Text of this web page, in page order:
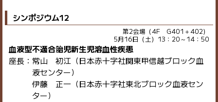
シンポジウム12
第2会場（4F G401＋402）
5月16日（土）13：20～14：50
血液型不適合胎児新生児溶血性疾患
座長：常山 初江（日本赤十字社関東甲信越ブロック血
液センター）
伊藤 正一（日本赤十字社東北ブロック血液セン
ター）